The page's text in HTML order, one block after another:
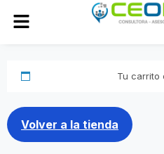
Tu carrito
Volver a la tienda